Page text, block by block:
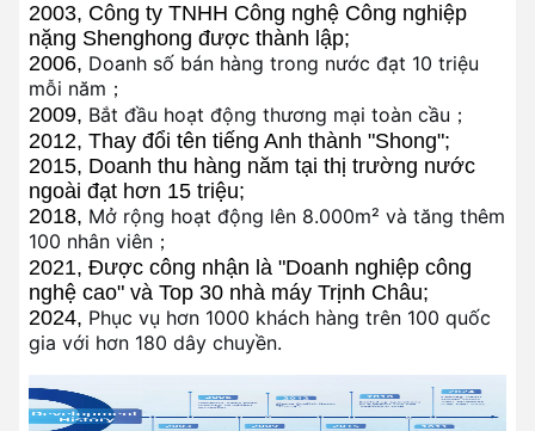
2003, Công ty TNHH Công nghệ Công nghiệp
nặng Shenghong được thành lập;
2006, Doanh số bán hàng trong nước đạt 10 triệu
mỗi năm；
2009, Bắt đầu hoạt động thương mại toàn cầu；
2012, Thay đổi tên tiếng Anh thành "Shong";
2015, Doanh thu hàng năm tại thị trường nước
ngoài đạt hơn 15 triệu;
2018, Mở rộng hoạt động lên 8.000m² và tăng thêm
100 nhân viên；
2021, Được công nhận là "Doanh nghiệp công
nghệ cao" và Top 30 nhà máy Trịnh Châu;
2024, Phục vụ hơn 1000 khách hàng trên 100 quốc
gia với hơn 180 dây chuyền.